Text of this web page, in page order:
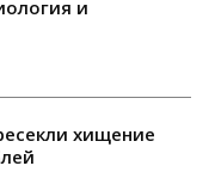
и
хищение